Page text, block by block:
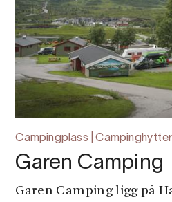
Campingplass |
Garen Camping
Garen Camping ligg på